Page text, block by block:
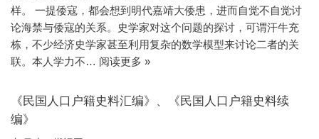
样。 一提倭寇，都会想到明代嘉靖大倭患，进而自觉不自觉讨
论海禁与倭寇的关系。史学家对这个问题的探讨，可谓汗牛充
栋，不少经济史学家甚至利用复杂的数学模型来讨论二者的关
联。本人学力不… 阅读更多 »
《民国人口户籍史料汇编》、《民国人口户籍史料续
编》